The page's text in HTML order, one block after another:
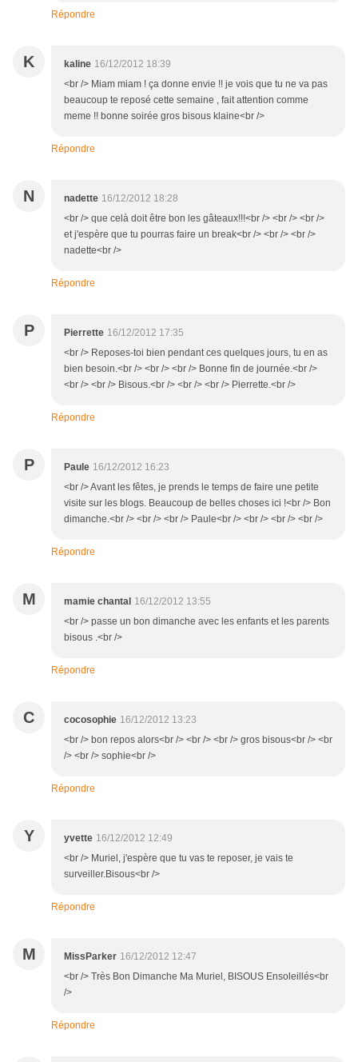
Répondre
K kaline 16/12/2012 18:39
<br /> Miam miam ! ça donne envie !! je vois que tu ne va pas
beaucoup te reposé cette semaine , fait attention comme
meme !! bonne soirée gros bisous klaine<br />
Répondre
N nadette 16/12/2012 18:28
<br /> que celà doit être bon les gâteaux!!!<br /> <br /> <br />
et j'espère que tu pourras faire un break<br /> <br /> <br />
nadette<br />
Répondre
P Pierrette 16/12/2012 17:35
<br /> Reposes-toi bien pendant ces quelques jours, tu en as
bien besoin.<br /> <br /> <br /> Bonne fin de journée.<br />
<br /> <br /> Bisous.<br /> <br /> <br /> Pierrette.<br />
Répondre
P Paule 16/12/2012 16:23
<br /> Avant les fêtes, je prends le temps de faire une petite
visite sur les blogs. Beaucoup de belles choses ici !<br /> Bon
dimanche.<br /> <br /> <br /> Paule<br /> <br /> <br /> <br />
Répondre
M mamie chantal 16/12/2012 13:55
<br /> passe un bon dimanche avec les enfants et les parents
bisous .<br />
Répondre
C cocosophie 16/12/2012 13:23
<br /> bon repos alors<br /> <br /> <br /> gros bisous<br /> <br
/> <br /> sophie<br />
Répondre
Y yvette 16/12/2012 12:49
<br /> Muriel, j'espère que tu vas te reposer, je vais te
surveiller.Bisous<br />
Répondre
M MissParker 16/12/2012 12:47
<br /> Très Bon Dimanche Ma Muriel, BISOUS Ensoleillés<br
/>
Répondre